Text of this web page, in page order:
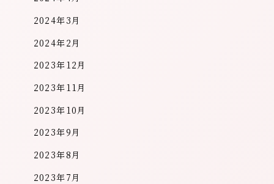
2024年3月
2024年2月
2023年12月
2023年11月
2023年10月
2023年9月
2023年8月
2023年7月